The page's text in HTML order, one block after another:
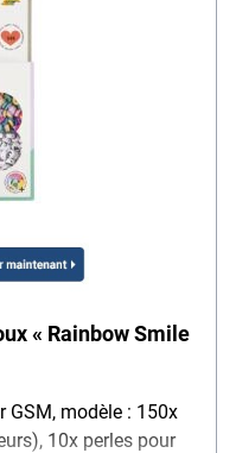
« Rainbow Smile
GSM, modèle : 150x
10x perles pour